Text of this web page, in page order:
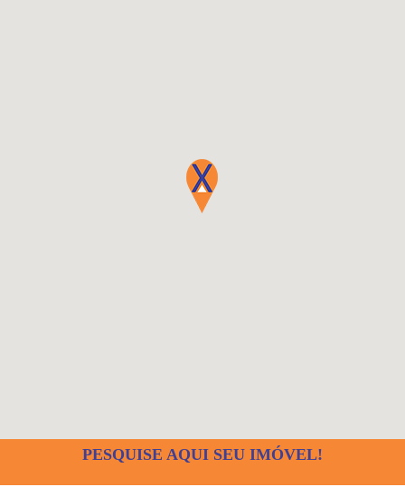
PESQUISE AQUI SEU IMÓVEL!